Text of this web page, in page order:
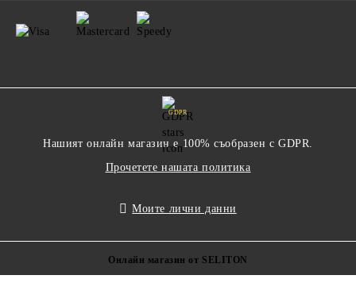
GDPR
Нашият онлайн магазин е 100% съобразен с GDPR.
Прочетете нашата политика
Моите лични данни
Онлайн магазин от SELITON